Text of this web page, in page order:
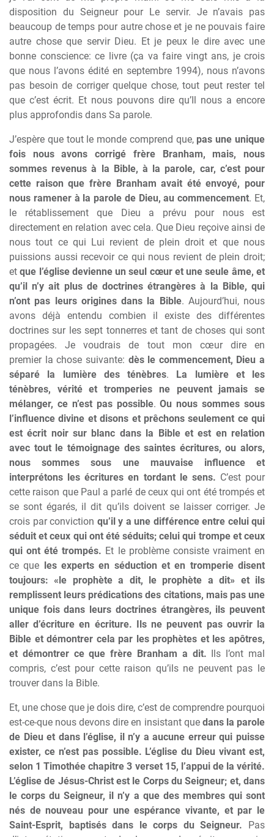
disposition du Seigneur pour Le servir. Je n’avais pas
beaucoup de temps pour autre chose et je ne pouvais faire
autre chose que servir Dieu. Et je peux le dire avec une
bonne conscience: ce livre (ça va faire vingt ans, je crois
que nous l’avons édité en septembre 1994), nous n’avons
pas besoin de corriger quelque chose, tout peut rester tel
que c’est écrit. Et nous pouvons dire qu’Il nous a encore
plus approfondis dans Sa parole.
J’espère que tout le monde comprend que, pas une unique
fois nous avons corrigé frère Branham, mais, nous
sommes revenus à la Bible, à la parole, car, c’est pour
cette raison que frère Branham avait été envoyé, pour
nous ramener à la parole de Dieu, au commencement. Et,
le rétablissement que Dieu a prévu pour nous est
directement en relation avec cela. Que Dieu reçoive ainsi de
nous tout ce qui Lui revient de plein droit et que nous
puissions aussi recevoir ce qui nous revient de plein droit;
etque l’église devienne un seul cœur et une seule âme, et
qu’il n’y ait plus de doctrines étrangères à la Bible, qui
n’ont pas leurs origines dans la Bible. Aujourd’hui, nous
avons déjà entendu combien il existe des différentes
doctrines sur les sept tonnerres et tant de choses qui sont
propagées. Je voudrais de tout mon cœur dire en
premier la chose suivante: dès le commencement, Dieu a
séparé la lumière des ténèbres. La lumière et les
ténèbres, vérité et tromperies ne peuvent jamais se
mélanger, ce n’est pas possible.Ou nous sommes sous
l’influence divine et disons et prêchons seulement ce qui
est écrit noir sur blanc dans la Bible et est en relation
avec tout le témoignage des saintes écritures, ou alors,
nous sommes sous une mauvaise influence et
interprétons les écritures en tordant le sens. C’est pour
cette raison que Paul a parlé de ceux qui ont été trompés et
se sont égarés, il dit qu’ils doivent se laisser corriger. Je
crois par conviction qu’il y a une différence entre celui qui
séduit et ceux qui ont été séduits; celui qui trompe et ceux
qui ont été trompés. Et le problème consiste vraiment en
ce que les experts en séduction et en tromperie disent
toujours: «le prophète a dit, le prophète a dit» et ils
remplissent leurs prédications des citations, mais pas une
unique fois dans leurs doctrines étrangères, ils peuvent
aller d’écriture en écriture. Ils ne peuvent pas ouvrir la
Bible et démontrer cela par les prophètes et les apôtres,
et démontrer ce que frère Branham a dit. Ils l’ont mal
compris, c’est pour cette raison qu’ils ne peuvent pas le
trouver dans la Bible.
Et, une chose que je dois dire, c’est de comprendre pourquoi
est-ce-que nous devons dire en insistant que dans la parole
de Dieu et dans l’église, il n’y a aucune erreur qui puisse
exister, ce n’est pas possible. L’église du Dieu vivant est,
selon 1 Timothée chapitre 3 verset 15, l’appui de la vérité.
L’église de Jésus-Christ est le Corps du Seigneur; et, dans
le corps du Seigneur, il n’y a que des membres qui sont
nés de nouveau pour une espérance vivante, et par le
Saint-Esprit, baptisés dans le corps du Seigneur. Pas